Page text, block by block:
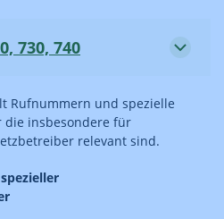
730, 740
Rufnummern und spezielle
die insbesondere für
relevant sind.